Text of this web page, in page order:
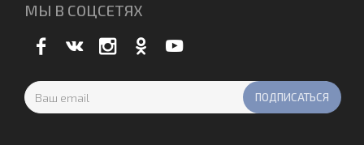
МЫ В СОЦСЕТЯХ